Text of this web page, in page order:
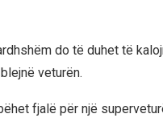
do të duhet të
veturën.
fjalë për një